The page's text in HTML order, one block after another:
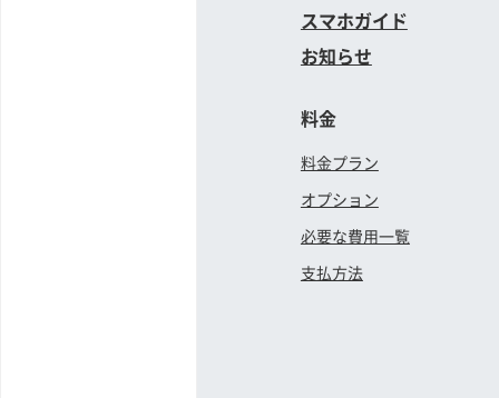
スマホガイド
お知らせ
料金
料金プラン
オプション
必要な費用一覧
支払方法